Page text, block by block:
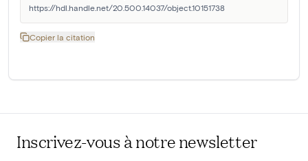
https://hdl.handle.net/20.500.14037/object.10151738
Copier la citation
Inscrivez-vous à notre newsletter